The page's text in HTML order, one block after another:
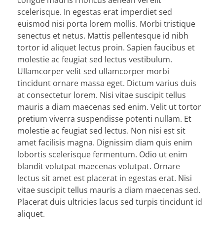
scelerisque. In egestas erat imperdiet sed
euismod nisi porta lorem mollis. Morbi tristique
senectus et netus. Mattis pellentesque id nibh
tortor id aliquet lectus proin. Sapien faucibus et
molestie ac feugiat sed lectus vestibulum.
Ullamcorper velit sed ullamcorper morbi
tincidunt ornare massa eget. Dictum varius duis
at consectetur lorem. Nisi vitae suscipit tellus
mauris a diam maecenas sed enim. Velit ut tortor
pretium viverra suspendisse potenti nullam. Et
molestie ac feugiat sed lectus. Non nisi est sit
amet facilisis magna. Dignissim diam quis enim
lobortis scelerisque fermentum. Odio ut enim
blandit volutpat maecenas volutpat. Ornare
lectus sit amet est placerat in egestas erat. Nisi
vitae suscipit tellus mauris a diam maecenas sed.
Placerat duis ultricies lacus sed turpis tincidunt id
aliquet.